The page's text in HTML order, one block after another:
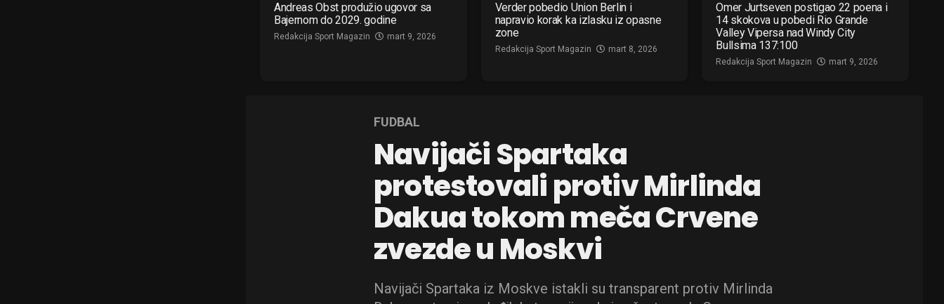
Andreas Obst produžio ugovor sa
Bajernom do 2029. godine
Redakcija Sport Magazin mart 9, 2026
Verder pobedio Union Berlin i
napravio korak ka izlasku iz opasne
zone
Redakcija Sport Magazin mart 8, 2026
Omer Jurtseven postigao 22 poena i
14 skokova u pobedi Rio Grande
Valley Vipersa nad Windy City
Bullsima 137:100
Redakcija Sport Magazin mart 9, 2026
FUDBAL
Navijači Spartaka
protestovali protiv Mirlinda
Dakua tokom meča Crvene
zvezde u Moskvi
Navijači Spartaka iz Moskve istakli su transparent protiv Mirlinda